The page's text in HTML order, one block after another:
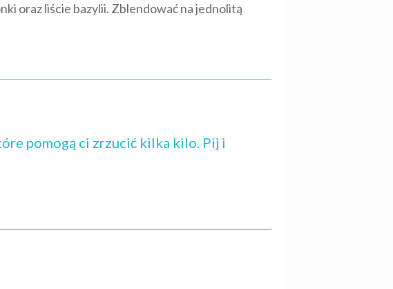
oraz liście bazylii. Zblendować na jednolitą
pomogą ci zrzucić kilka kilo. Pij i